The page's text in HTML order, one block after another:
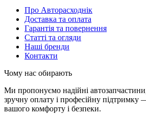
Про Авторасходнік
Доставка та оплата
Гарантія та повернення
Статті та огляди
Наші бренди
Контакти
Чому нас обирають
Ми пропонуємо надійні
зручну оплату і професійну підтримку
вашого комфорту і безпеки.